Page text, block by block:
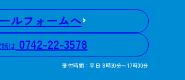
ルフォームへ
は 0742-22-3578
受付時間：平日 8時30分〜17時30分